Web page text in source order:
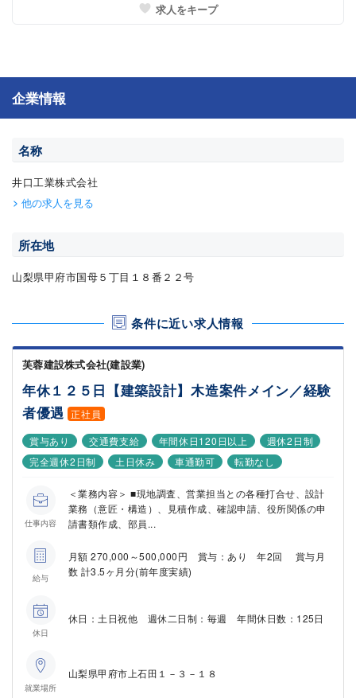
求人をキープ
企業情報
名称
井口工業株式会社
他の求人を見る
所在地
山梨県甲府市国母５丁目１８番２２号
条件に近い求人情報
芙蓉建設株式会社(建設業)
年休１２５日【建築設計】木造案件メイン／経験
者優遇 正社員
賞与あり
交通費支給 年間休日120日以上
週休2日制
完全週休2日制
土日休み 車通勤可 転勤なし
仕事内容
＜業務内容＞ ■現地調査、営業担当との各種打合せ、設計
業務（意匠・構造）、見積作成、確認申請、役所関係の申
請書類作成、部員...
給与
月額 270,000～500,000円 賞与：あり 年2回 賞与月
数 計3.5ヶ月分(前年度実績)
休日
休日：土日祝他 週休二日制：毎週 年間休日数：125日
就業場所
山梨県甲府市上石田１－３－１８